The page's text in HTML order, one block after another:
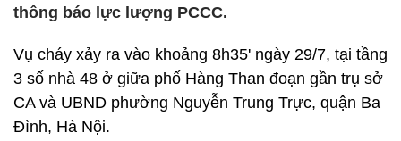
thông báo lực lượng PCCC.
Vụ cháy xảy ra vào khoảng 8h35' ngày 29/7, tại tầng
3 số nhà 48 ở giữa phố Hàng Than đoạn gần trụ sở
CA và UBND phường Nguyễn Trung Trực, quận Ba
Đình, Hà Nội.